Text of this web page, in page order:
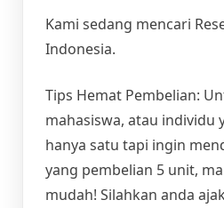
Kami sedang mencari
Indonesia.
Tips Hemat Pembelian:
mahasiswa, atau individu
hanya satu tapi ingin
yang pembelian 5 unit,
mudah! Silahkan anda